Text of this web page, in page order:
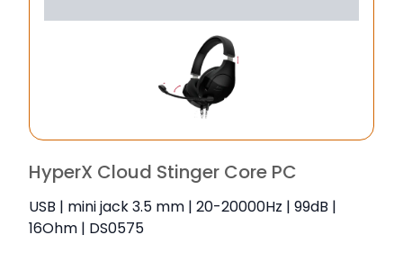
HyperX Cloud Stinger Core PC
USB | mini jack 3.5 mm | 20-20000Hz | 99dB |
16Ohm | DS0575